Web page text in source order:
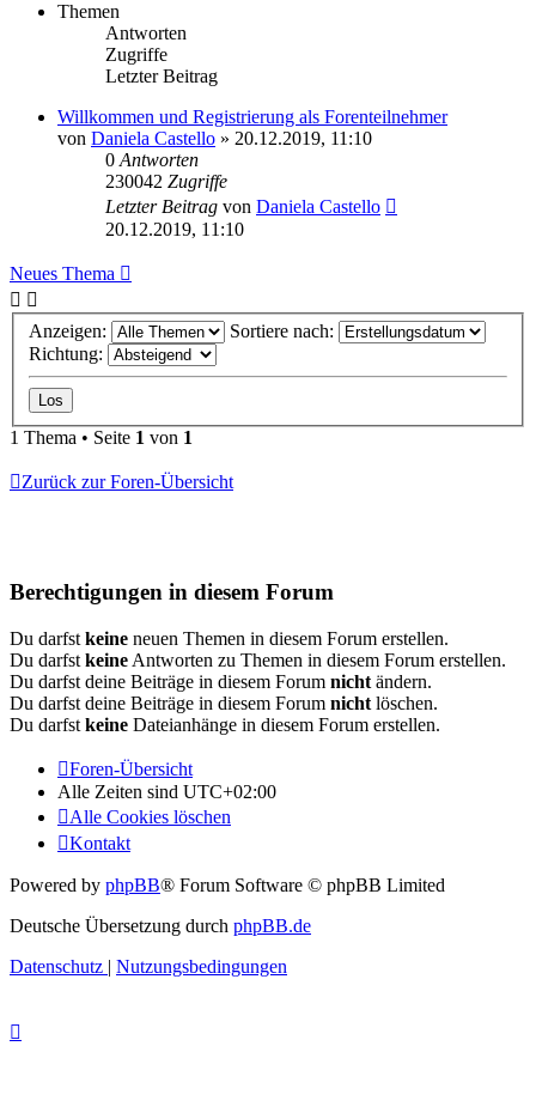
Themen
Antworten
Zugriffe
Letzter Beitrag
Willkommen und Registrierung als Forenteilnehmer
von Daniela Castello » 20.12.2019, 11:10
0 Antworten
230042 Zugriffe
Letzter Beitrag von Daniela Castello
20.12.2019, 11:10
Neues Thema
Anzeigen:
Sortiere nach:
Richtung:
1 Thema • Seite 1 von 1
Zurück zur Foren-Übersicht
Berechtigungen in diesem Forum
Du darfst keine neuen Themen in diesem Forum erstellen.
Du darfst keine Antworten zu Themen in diesem Forum erstellen.
Du darfst deine Beiträge in diesem Forum nicht ändern.
Du darfst deine Beiträge in diesem Forum nicht löschen.
Du darfst keine Dateianhänge in diesem Forum erstellen.
Foren-Übersicht
Alle Zeiten sind UTC+02:00
Alle Cookies löschen
Kontakt
Powered by phpBB® Forum Software © phpBB Limited
Deutsche Übersetzung durch phpBB.de
Datenschutz | Nutzungsbedingungen